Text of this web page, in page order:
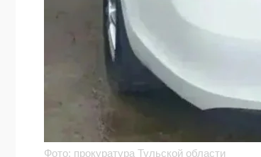
Фото: прокуратура Тульской области